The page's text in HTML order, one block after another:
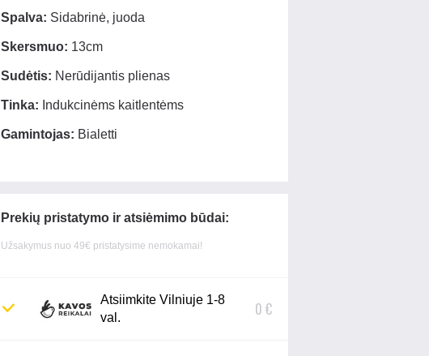
Spalva: Sidabrinė, juoda
Skersmuo: 13cm
Sudėtis: Nerūdijantis plienas
Tinka: Indukcinėms kaitlentėms
Gamintojas: Bialetti
Prekių pristatymo ir atsiėmimo būdai:
Užsakymus nuo 49€ pristatysime nemokamai!
Atsiimkite Vilniuje 1-8
val.
0 €